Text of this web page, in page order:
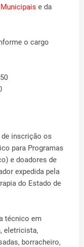
e da
o cargo
inscrição os
para Programas
e doadores de
expedida pela
do Estado de
técnico em
eletricista,
borracheiro,